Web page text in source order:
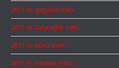
2011 m. gegužės mėn.
2011 m. balandžio mėn.
2011 m. kovo mėn.
2011 m. vasario mėn.